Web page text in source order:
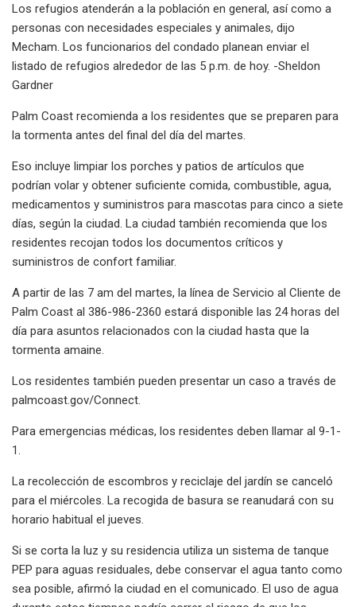
Los refugios atenderán a la población en general, así como a
personas con necesidades especiales y animales, dijo
Mecham. Los funcionarios del condado planean enviar el
listado de refugios alrededor de las 5 p.m. de hoy. -Sheldon
Gardner
Palm Coast recomienda a los residentes que se preparen para
la tormenta antes del final del día del martes.
Eso incluye limpiar los porches y patios de artículos que
podrían volar y obtener suficiente comida, combustible, agua,
medicamentos y suministros para mascotas para cinco a siete
días, según la ciudad. La ciudad también recomienda que los
residentes recojan todos los documentos críticos y
suministros de confort familiar.
A partir de las 7 am del martes, la línea de Servicio al Cliente de
Palm Coast al 386-986-2360 estará disponible las 24 horas del
día para asuntos relacionados con la ciudad hasta que la
tormenta amaine.
Los residentes también pueden presentar un caso a través de
palmcoast.gov/Connect.
Para emergencias médicas, los residentes deben llamar al 9-1-
1.
La recolección de escombros y reciclaje del jardín se canceló
para el miércoles. La recogida de basura se reanudará con su
horario habitual el jueves.
Si se corta la luz y su residencia utiliza un sistema de tanque
PEP para aguas residuales, debe conservar el agua tanto como
sea posible, afirmó la ciudad en el comunicado. El uso de agua